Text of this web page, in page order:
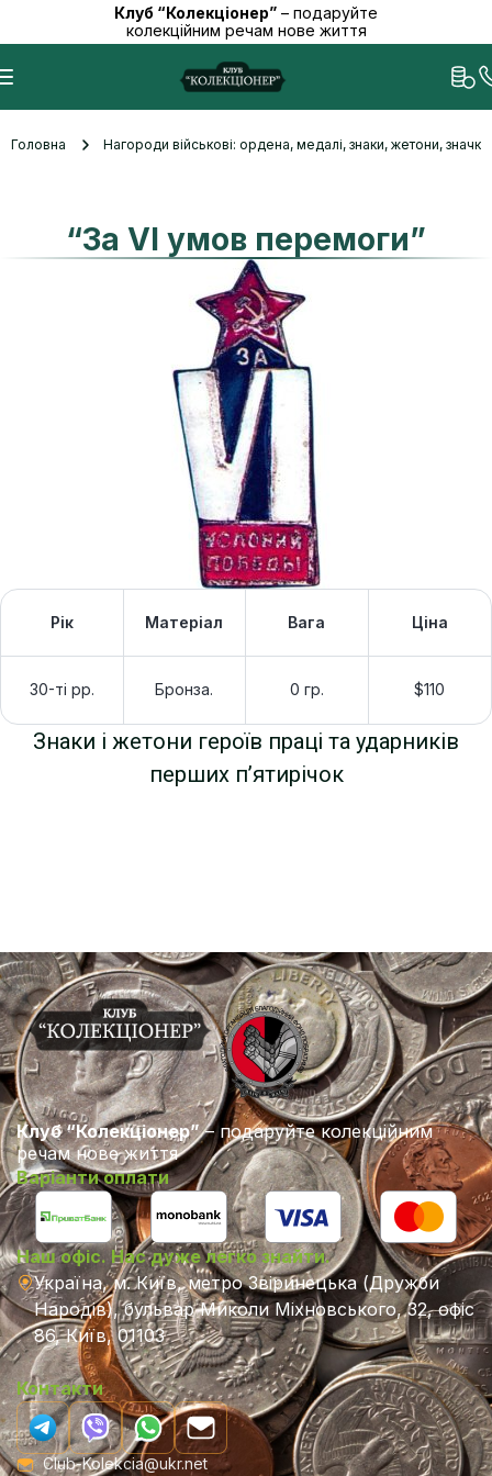
Клуб “Колекціонер” – подаруйте
колекційним речам нове життя
Головна Нагороди військові: ордена, медалі, знаки, жетони,
“За VI умов перемоги”
Рік Матеріал Вага Ціна
30-ті рр. Бронза. 0 гр. $110
Знаки і жетони героїв праці та ударників
перших п’ятирічок
Клуб “Колекціонер”– подаруйте колекційним
речам нове життя
Варіанти оплати
Наш офіс. Нас дуже легко знайти.
Україна, м. Київ, метро Звіринецька (Дружби
Народів), бульвар Миколи Міхновського, 32, офіс
86, Київ, 01103
Контакти
Club-Kolekcia@ukr.net